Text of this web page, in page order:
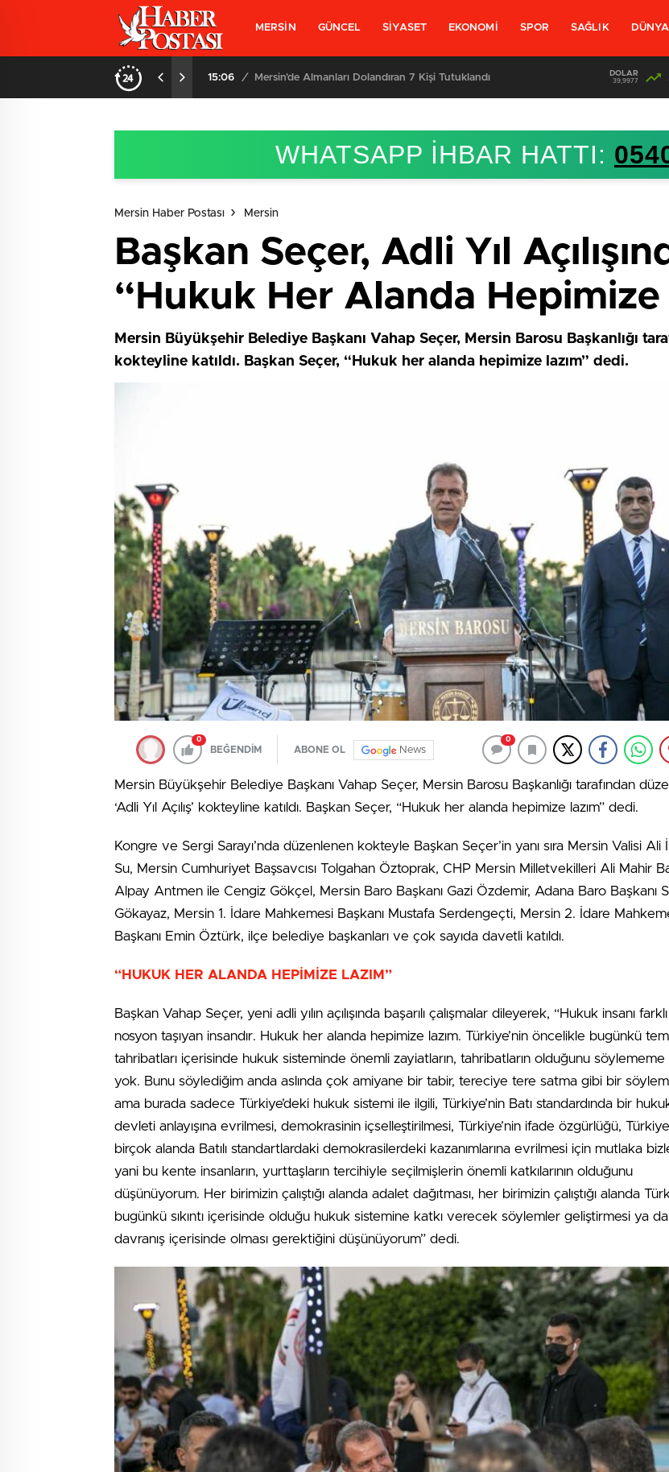
MERSİN GÜNCEL SİYASET EKONOMİ SPOR SAĞLIK DÜNYA
15:06 / Mersin’de Almanları Dolandıran 7 Kişi Tutuklandı DOLAR
39,9977
WHATSAPP İHBAR HATTI:
Mersin Haber Postası Mersin
Başkan Seçer, Adli Yıl
“Hukuk Her Alanda Hepimize
Mersin Büyükşehir Belediye Başkanı Vahap Seçer, Mersin Barosu Başkanlığı
kokteyline katıldı. Başkan Seçer, “Hukuk her alanda hepimize lazım” dedi.
0
BEĞENDİM ABONE OL News
0
Mersin Büyükşehir Belediye Başkanı Vahap Seçer, Mersin Barosu Başkanlığı tarafından
‘Adli Yıl Açılış’ kokteyline katıldı. Başkan Seçer, “Hukuk her alanda hepimize lazım” dedi.
Kongre ve Sergi Sarayı’nda düzenlenen kokteyle Başkan Seçer’in yanı sıra Mersin Valisi Ali
Su, Mersin Cumhuriyet Başsavcısı Tolgahan Öztoprak, CHP Mersin Milletvekilleri Ali Mahir
Alpay Antmen ile Cengiz Gökçel, Mersin Baro Başkanı Gazi Özdemir, Adana Baro Başkanı
Gökayaz, Mersin 1. İdare Mahkemesi Başkanı Mustafa Serdengeçti, Mersin 2. İdare
Başkanı Emin Öztürk, ilçe belediye başkanları ve çok sayıda davetli katıldı.
“HUKUK HER ALANDA HEPİMİZE LAZIM”
Başkan Vahap Seçer, yeni adli yılın açılışında başarılı çalışmalar dileyerek, “Hukuk insanı
nosyon taşıyan insandır. Hukuk her alanda hepimize lazım. Türkiye’nin öncelikle bugünkü
tahribatları içerisinde hukuk sisteminde önemli zayiatların, tahribatların olduğunu
yok. Bunu söylediğim anda aslında çok amiyane bir tabir, tereciye tere satma gibi bir
ama burada sadece Türkiye’deki hukuk sistemi ile ilgili, Türkiye’nin Batı standardında bir
devleti anlayışına evrilmesi, demokrasinin içselleştirilmesi, Türkiye’nin ifade özgürlüğü,
birçok alanda Batılı standartlardaki demokrasilerdeki kazanımlarına evrilmesi için mutlaka
yani bu kente insanların, yurttaşların tercihiyle seçilmişlerin önemli katkılarının olduğunu
düşünüyorum. Her birimizin çalıştığı alanda adalet dağıtması, her birimizin çalıştığı alanda
bugünkü sıkıntı içerisinde olduğu hukuk sistemine katkı verecek söylemler geliştirmesi ya da
davranış içerisinde olması gerektiğini düşünüyorum” dedi.